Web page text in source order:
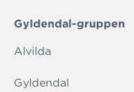
Gyldendal-gruppen
Alvilda
Gyldendal